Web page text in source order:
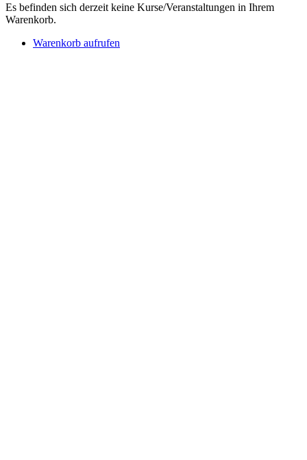
Es befinden sich derzeit keine Kurse/Veranstaltungen in Ihrem
Warenkorb.
Warenkorb aufrufen